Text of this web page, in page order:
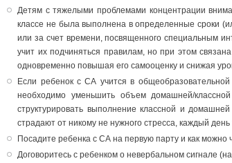
Детям с тяжелыми проблемами концентрации
классе не была выполнена в определенные сроки
или за счет времени, посвященного специальным
учит их подчиняться правилам, но при этом
одновременно повышая его самооценку и снижая
Если ребенок с СА учится в
необходимо уменьшить объем домашней/
структурировать выполнение классной и
страдают от никому не нужного стресса, каждый
Посадите ребенка с СА на первую парту и как можно
Договоритесь с ребенком о невербальном сигнале